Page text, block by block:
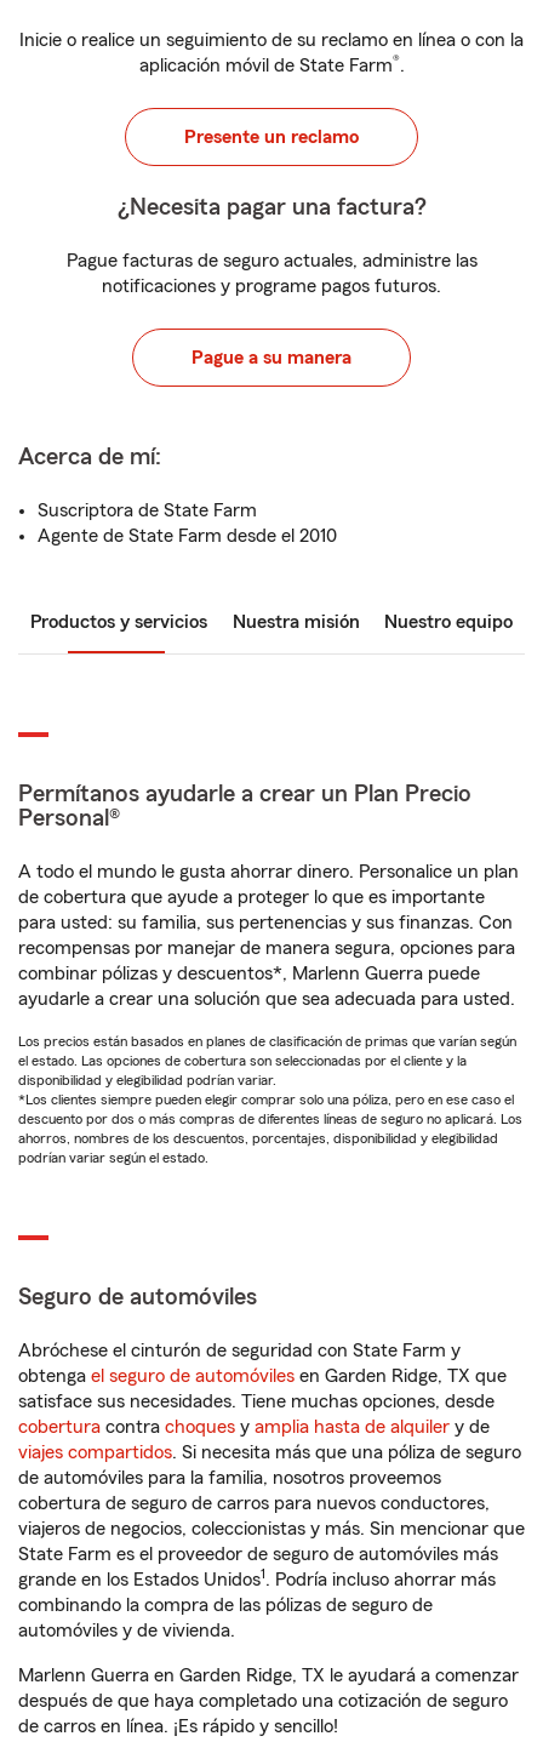
Inicie o realice un seguimiento de su reclamo en línea o con la
aplicación móvil de State Farm®.
Presente un reclamo
¿Necesita pagar una factura?
Pague facturas de seguro actuales, administre las
notificaciones y programe pagos futuros.
Pague a su manera
Acerca de mí:
Suscriptora de State Farm
Agente de State Farm desde el 2010
Productos y servicios Nuestra misión Nuestro equipo
Permítanos ayudarle a crear un Plan Precio
Personal®
A todo el mundo le gusta ahorrar dinero. Personalice un plan
de cobertura que ayude a proteger lo que es importante
para usted: su familia, sus pertenencias y sus finanzas. Con
recompensas por manejar de manera segura, opciones para
combinar pólizas y descuentos*, Marlenn Guerra puede
ayudarle a crear una solución que sea adecuada para usted.
Los precios están basados en planes de clasificación de primas que varían según
el estado. Las opciones de cobertura son seleccionadas por el cliente y la
disponibilidad y elegibilidad podrían variar.
*Los clientes siempre pueden elegir comprar solo una póliza, pero en ese caso el
descuento por dos o más compras de diferentes líneas de seguro no aplicará. Los
ahorros, nombres de los descuentos, porcentajes, disponibilidad y elegibilidad
podrían variar según el estado.
Seguro de automóviles
Abróchese el cinturón de seguridad con State Farm y
obtenga el seguro de automóviles en Garden Ridge, TX que
satisface sus necesidades. Tiene muchas opciones, desde
cobertura contra choques y amplia hasta de alquiler y de
viajes compartidos. Si necesita más que una póliza de seguro
de automóviles para la familia, nosotros proveemos
cobertura de seguro de carros para nuevos conductores,
viajeros de negocios, coleccionistas y más. Sin mencionar que
State Farm es el proveedor de seguro de automóviles más
grande en los Estados Unidos1. Podría incluso ahorrar más
combinando la compra de las pólizas de seguro de
automóviles y de vivienda.
Marlenn Guerra en Garden Ridge, TX le ayudará a comenzar
después de que haya completado una cotización de seguro
de carros en línea. ¡Es rápido y sencillo!